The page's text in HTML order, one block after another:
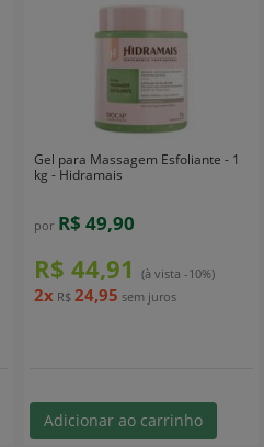
Gel para Massagem Esfoliante - 1
kg - Hidramais
por R$ 49,90
R$ 44,91 (à vista -10%)
2x R$ 24,95 sem juros
Adicionar ao carrinho